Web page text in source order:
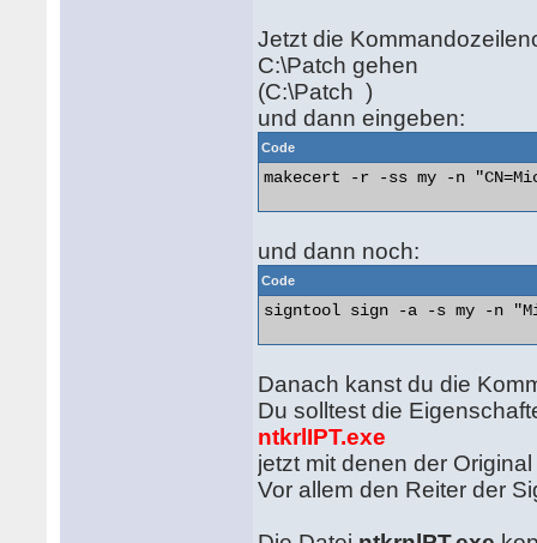
Jetzt die
C:\Patch gehen
(C:\Patch )
und dann eingeben:
Code
makecert -r -ss my -n
und dann noch:
Code
signtool sign -a -s my -n
Danach kanst du die
Du solltest die
ntkrlIPT.exe
jetzt mit denen der
Vor allem den Reiter der